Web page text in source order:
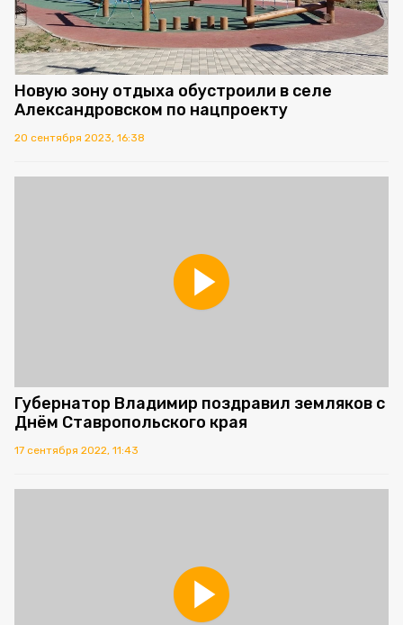
Новую зону отдыха обустроили в селе
Александровском по нацпроекту
20 сентября 2023, 16:38
Губернатор Владимир поздравил земляков с
Днём Ставропольского края
17 сентября 2022, 11:43